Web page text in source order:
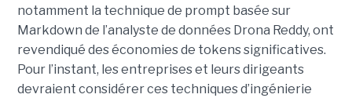
notamment la technique de prompt basée sur
Markdown de l’analyste de données Drona Reddy, ont
revendiqué des économies de tokens significatives.
Pour l’instant, les entreprises et leurs dirigeants
devraient considérer ces techniques d’ingénierie